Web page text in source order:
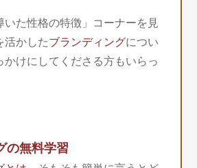
いた性格の特徴」コーナーを見
活かしたブランディングについ
かけにしてくださる方もいらっ
の無料学習